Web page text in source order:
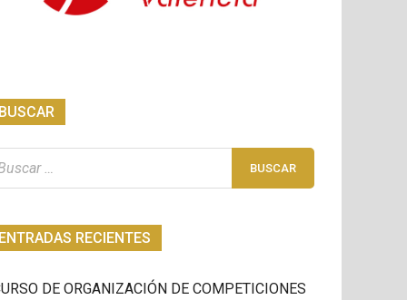
BUSCAR
ENTRADAS RECIENTES
DE ORGANIZACIÓN DE COMPETICIONES